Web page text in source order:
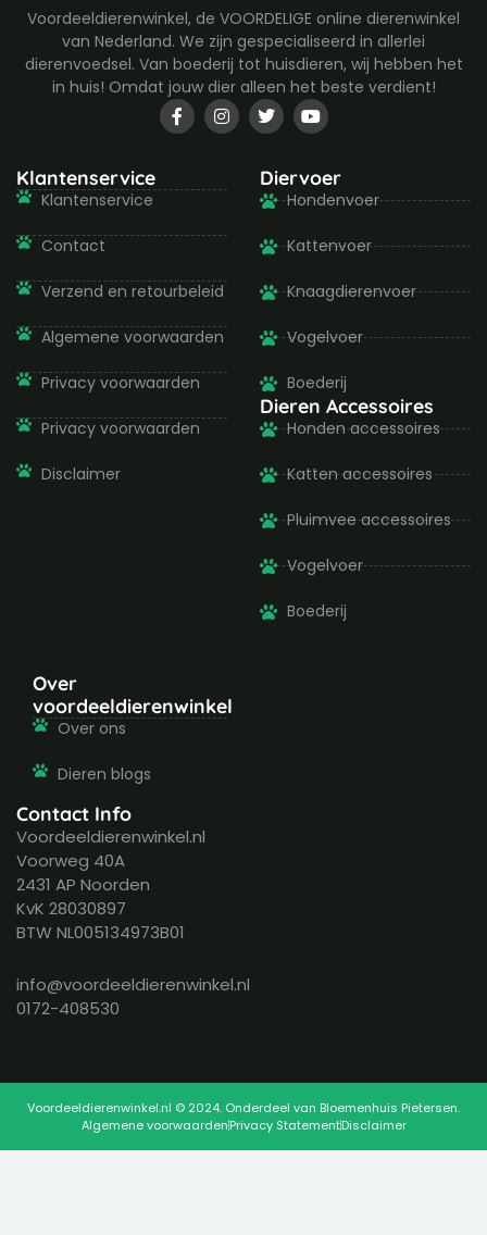
Voordeeldierenwinkel, de VOORDELIGE online dierenwinkel
van Nederland. We zijn gespecialiseerd in allerlei
dierenvoedsel. Van boederij tot huisdieren, wij hebben het
in huis! Omdat jouw dier alleen het beste verdient!
F
a
c
o
I
n
s
g
T
w
i
t
e
r
Y
o
u
u
b
e
Klantenservice
Klantenservice
Contact
Verzend en retourbeleid
Algemene voorwaarden
Privacy voorwaarden
Privacy voorwaarden
Disclaimer
Diervoer
Hondenvoer
Kattenvoer
Knaagdierenvoer
Vogelvoer
Boederij
Dieren Accessoires
Honden accessoires
Katten accessoires
Pluimvee accessoires
Vogelvoer
Boederij
Over
voordeeldierenwinkel
Over ons
Dieren blogs
Contact Info
Voordeeldierenwinkel.nl
Voorweg 40A
2431 AP Noorden
KvK 28030897
BTW NL005134973B01
info@voordeeldierenwinkel.nl
0172-408530
Voordeeldierenwinkel.nl © 2024. Onderdeel van Bloemenhuis Pietersen.
Algemene voorwaardenPrivacy StatementDisclaimer